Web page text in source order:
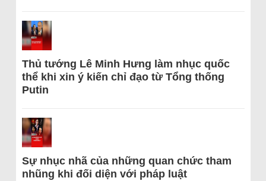
Thủ tướng Lê Minh Hưng làm nhục quốc
thể khi xin ý kiến chỉ đạo từ Tổng thống
Putin
Sự nhục nhã của những quan chức tham
nhũng khi đối diện với pháp luật